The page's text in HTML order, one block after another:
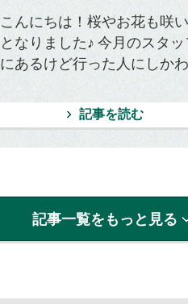
こんにちは！桜やお花も咲
となりました♪ 今月のスタ
にあるけど行った人にしか
記事を読む
記事一覧をもっと見る